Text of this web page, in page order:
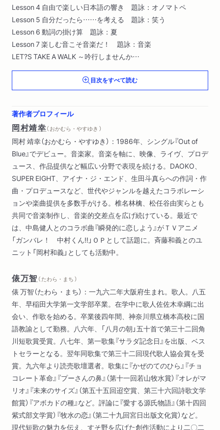
Lesson 4 自由で楽しい日本語の響き 題詠：オノマトペ
Lesson 5 自分だったら……を考える 題詠：笑う
Lesson 6 動詞の掛け算 題詠：夏
Lesson 7 楽しむ音こそ音楽だ！ 題詠：音楽
LET?S TAKE A WALK ～吟行しませんか
Lesson 8 職業と人生 題詠：仕事
Lesson 9 短歌の王道は〈恋〉！ 題詠：約束
Lesson 10 主語を絞る 題詠： 故郷
Lesson 12 短歌の時代 題詠：風
目次をすべて読む
著作者プロフィール
岡村靖幸（ おかむら・やすゆき ）
岡村 靖幸（おかむら・やすゆき）：1986年、シングル『Out of
Blue』でデビュー。音楽家。音楽を軸に、映像、ライヴ、プロデ
ュース、作品提供など幅広い分野で表現を続ける。DAOKO、
SUPER EIGHT、アイナ・ジ・エンド、生田斗真らへの作詞・作
曲・プロデュースなど、世代やジャンルを越えたコラボレーシ
ョンや楽曲提供を多数手がける。椎名林檎、松任谷由実らとも
共同で音楽制作し、音楽的交差点を広げ続けている。最近で
は、中島健人とのコラボ曲『瞬発的に恋しよう』がＴＶアニメ
「ガンバレ！ 中村くん!!」ＯＰとして話題に。斉藤和義とのユ
ニット「岡村和義」としても活動中。
俵万智 （ たわら・まち ）
俵 万智（たわら・まち）：一九六二年大阪府生まれ。歌人。八五
年、早稲田大学第一文学部卒業。在学中に歌人佐佐木幸綱に出
会い、作歌を始める。卒業後四年間、神奈川県立橋本高校に国
語教諭として勤務。八六年、「八月の朝」五十首で第三十二回角
川短歌賞受賞。八七年、第一歌集『サラダ記念日』を出版、ベス
トセラーとなる。翌年同歌集で第三十二回現代歌人協会賞を受
賞。九六年より読売歌壇選者。歌集に『かぜのてのひら』『チョ
コレート革命』『プーさんの鼻』（第十一回若山牧水賞）『オレがマ
リオ』『未来のサイズ』（第五十五回迢空賞、第三十六回詩歌文学
館賞）『アボカドの種』など。評論に『愛する源氏物語』（第十四回
紫式部文学賞）『牧水の恋』（第二十九回宮日出版文化賞）など。
現代短歌の魅力を伝え、すそ野を広げた創作活動により二〇二